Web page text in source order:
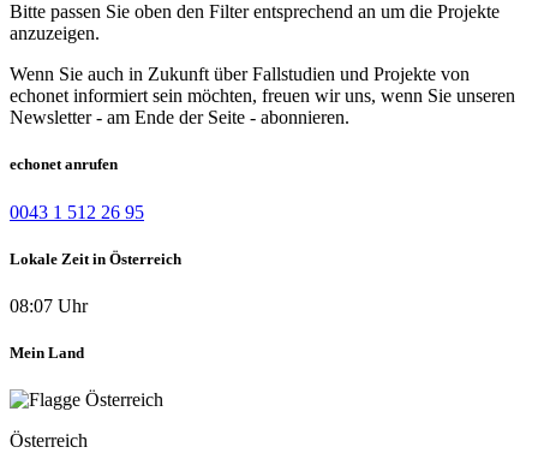
Bitte passen Sie oben den Filter entsprechend an um die Projekte
anzuzeigen.
Wenn Sie auch in Zukunft über Fallstudien und Projekte von
echonet informiert sein möchten, freuen wir uns, wenn Sie unseren
Newsletter - am Ende der Seite - abonnieren.
echonet anrufen
0043 1 512 26 95
Lokale Zeit in Österreich
08:07 Uhr
Mein Land
Österreich